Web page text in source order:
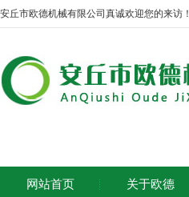
安丘市欧德机械有限公司真诚欢迎您的来访！
网站首页 关于欧德